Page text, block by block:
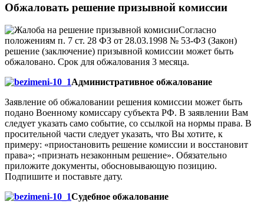
Обжаловать решение призывной комиссии
Согласно
положениям п. 7 ст. 28 ФЗ от 28.03.1998 № 53-ФЗ (Закон)
решение (заключение) призывной комиссии может быть
обжаловано. Срок для обжалования 3 месяца.
Административное обжалование
Заявление об обжаловании решения комиссии может быть
подано Военному комиссару субъекта РФ. В заявлении Вам
следует указать само событие, со ссылкой на нормы права. В
просительной части следует указать, что Вы хотите, к
примеру: «приостановить решение комиссии и восстановит
права»; «признать незаконным решение». Обязательно
приложите документы, обосновывающую позицию.
Подпишите и поставьте дату.
Судебное обжалование